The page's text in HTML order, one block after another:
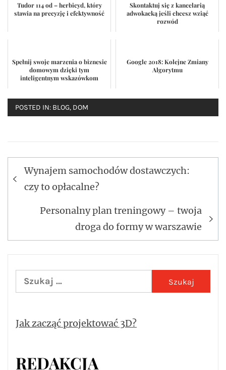
Tudor 114 od – herbicyd, który
stawia na precyzję i efektywność
Skontaktuj się z kancelarią
adwokacką jeśli chcesz wziąć
rozwód
Spełnij swoje marzenia o biznesie
domowym dzięki tym
inteligentnym wskazówkom
Google 2018: Kolejne Zmiany
Algorytmu
POSTED IN: BLOG, DOM
Nawigacja
wpisu
Wynajem samochodów dostawczych:
czy to opłacalne?
Personalny plan treningowy – twoja
droga do formy w warszawie
Szukaj:
Jak zacząć projektować 3D?
REDAKCJA